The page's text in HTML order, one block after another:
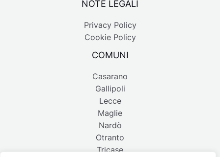
NOTE LEGALI
Privacy Policy
Cookie Policy
COMUNI
Casarano
Gallipoli
Lecce
Maglie
Nardò
Otranto
Tricase